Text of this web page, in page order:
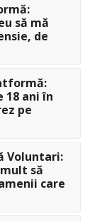
să mă
de
18 ani în
pe
Voluntari:
să
care